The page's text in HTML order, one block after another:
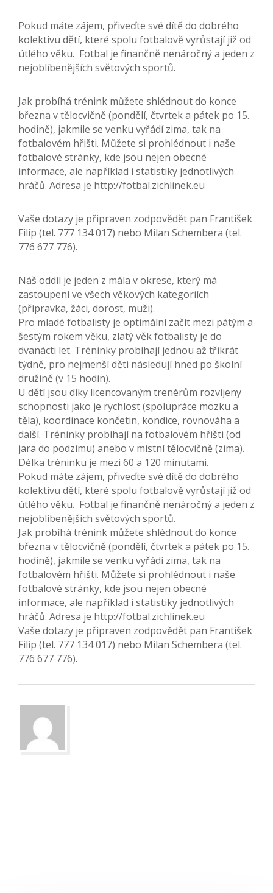
Pokud máte zájem, přiveďte své dítě do dobrého
kolektivu dětí, které spolu fotbalově vyrůstají již od
útlého věku. Fotbal je finančně nenáročný a jeden z
nejoblíbenějších světových sportů.
Jak probíhá trénink můžete shlédnout do konce
března v tělocvičně (pondělí, čtvrtek a pátek po 15.
hodině), jakmile se venku vyřádí zima, tak na
fotbalovém hřišti. Můžete si prohlédnout i naše
fotbalové stránky, kde jsou nejen obecné
informace, ale například i statistiky jednotlivých
hráčů. Adresa je http://fotbal.zichlinek.eu
Vaše dotazy je připraven zodpovědět pan František
Filip (tel. 777 134 017) nebo Milan Schembera (tel.
776 677 776).
Náš oddíl je jeden z mála v okrese, který má
zastoupení ve všech věkových kategoriích
(přípravka, žáci, dorost, muži).
Pro mladé fotbalisty je optimální začít mezi pátým a
šestým rokem věku, zlatý věk fotbalisty je do
dvanácti let. Tréninky probíhají jednou až třikrát
týdně, pro nejmenší děti následují hned po školní
družině (v 15 hodin).
U dětí jsou díky licencovaným trenérům rozvíjeny
schopnosti jako je rychlost (spolupráce mozku a
těla), koordinace končetin, kondice, rovnováha a
další. Tréninky probíhají na fotbalovém hřišti (od
jara do podzimu) anebo v místní tělocvičně (zima).
Délka tréninku je mezi 60 a 120 minutami.
Pokud máte zájem, přiveďte své dítě do dobrého
kolektivu dětí, které spolu fotbalově vyrůstají již od
útlého věku. Fotbal je finančně nenáročný a jeden z
nejoblíbenějších světových sportů.
Jak probíhá trénink můžete shlédnout do konce
března v tělocvičně (pondělí, čtvrtek a pátek po 15.
hodině), jakmile se venku vyřádí zima, tak na
fotbalovém hřišti. Můžete si prohlédnout i naše
fotbalové stránky, kde jsou nejen obecné
informace, ale například i statistiky jednotlivých
hráčů. Adresa je http://fotbal.zichlinek.eu
Vaše dotazy je připraven zodpovědět pan František
Filip (tel. 777 134 017) nebo Milan Schembera (tel.
776 677 776).